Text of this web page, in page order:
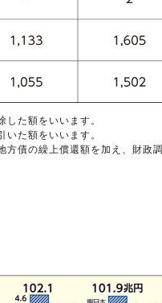
した額をいいます。
いた額をいいます。
方債の繰上償還額を加え、財政調